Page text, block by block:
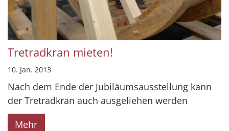
Tretradkran mieten!
10. Jan. 2013
Nach dem Ende der Jubiläumsausstellung kann
der Tretradkran auch ausgeliehen werden
Mehr